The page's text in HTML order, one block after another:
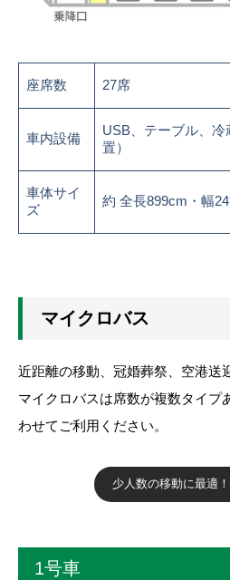
座席数 27席
車内設備
USB、テーブル、
置）
車体サイ
ズ
約 全長899cm・幅
マイクロバス
近距離の移動、冠婚葬祭、空港送
マイクロバスは席数が複数タイプ
わせてご利用ください。
少人数の移動に最適
1号車